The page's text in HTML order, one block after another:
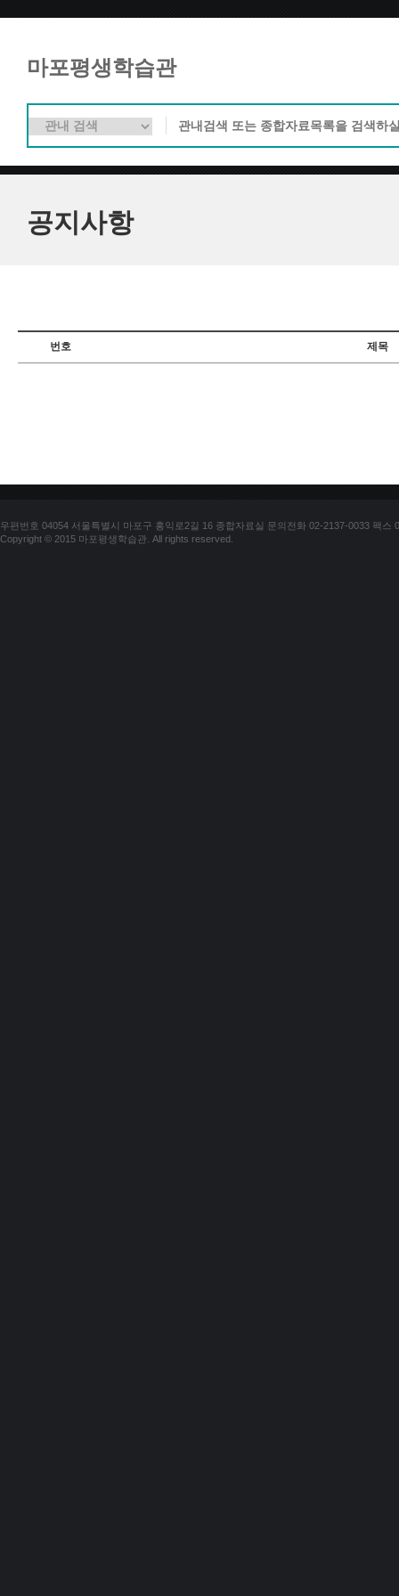
마포평생학습관
공지사항
번호 제목
우편번호 04054 서울특별시 마포구 홍익로2길 16 종합자료실 문의전화 02-2137-0033 팩스
Copyright © 2015 마포평생학습관. All rights reserved.